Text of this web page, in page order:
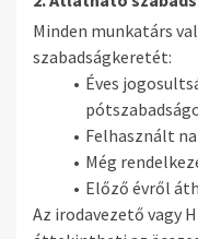
Minden munkatárs
szabadságkeretét:
Éves
Felhasznált
Még
Előző évről
Az irodavezető vagy